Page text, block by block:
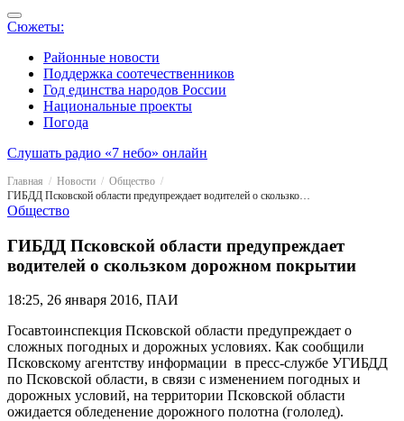
Сюжеты:
Районные новости
Поддержка соотечественников
Год единства народов России
Национальные проекты
Погода
Слушать радио «7 небо» онлайн
Главная Новости
Общество
ГИБДД Псковской области предупреждает водителей о скользком дорожном покрытии
Общество
ГИБДД Псковской области предупреждает
водителей о скользком дорожном покрытии
18:25, 26 января 2016, ПАИ
Госавтоинспекция Псковской области предупреждает о
сложных погодных и дорожных условиях. Как сообщили
Псковскому агентству информации в пресс-службе УГИБДД
по Псковской области, в связи с изменением погодных и
дорожных условий, на территории Псковской области
ожидается обледенение дорожного полотна (гололед).